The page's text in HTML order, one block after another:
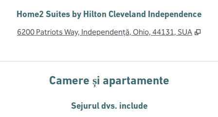
Home2 Suites by Hilton Cleveland Independence
6200 Patriots Way, Independență, Ohio, 44131, SUA ,
Camere și apartamente
Sejurul dvs. include